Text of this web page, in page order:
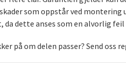
som oppstår ved
da dette anses som en alvorlig
på om delen passer? Send